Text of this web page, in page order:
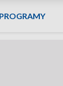
PROGRAMY